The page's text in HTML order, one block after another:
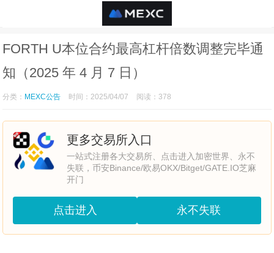
FORTH U本位合约最高杠杆倍数调整完毕通
知（2025 年 4 月 7 日）
分类： MEXC公告 时间：2025/04/07 阅读：378
更多交易所入口
一站式注册各大交易所、点击进入加密世界、永不
失联，币安Binance/欧易OKX/Bitget/GATE.IO芝麻
开门
点击进入 永不失联